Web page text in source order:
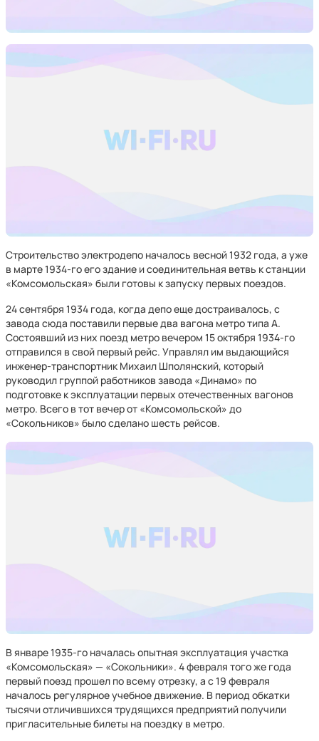
Строительство электродепо началось весной 1932 года, а уже
в марте 1934-го его здание и соединительная ветвь к станции
«Комсомольская» были готовы к запуску первых поездов.
24 сентября 1934 года, когда депо еще достраивалось, с
завода сюда поставили первые два вагона метро типа А.
Состоявший из них поезд метро вечером 15 октября 1934-го
отправился в свой первый рейс. Управлял им выдающийся
инженер-транспортник Михаил Шполянский, который
руководил группой работников завода «Динамо» по
подготовке к эксплуатации первых отечественных вагонов
метро. Всего в тот вечер от «Комсомольской» до
«Сокольников» было сделано шесть рейсов.
B январе 1935-го началась опытная эксплуатация участка
«Комсомольская» — «Сокольники». 4 февраля того же года
первый поезд прошел по всему отрезку, а с 19 февраля
началось регулярное учебное движение. В период обкатки
тысячи отличившихся трудящихся предприятий получили
пригласительные билеты на поездку в метро.